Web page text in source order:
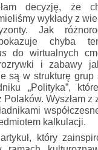
decyzję, że
wykłady z
Jak
chyba
do wirtualnych
i zabawy
są w strukturę grup
„Polityka”,
Wyszłam z
kalkulacji.
który